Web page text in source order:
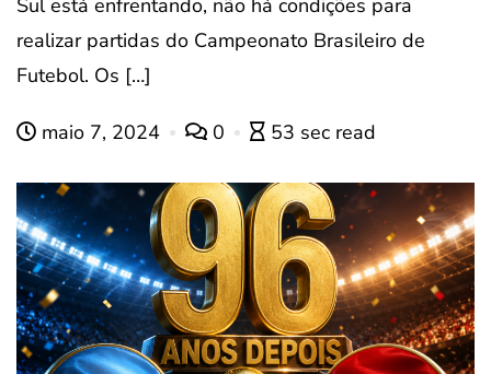
realizar partidas do Campeonato Brasileiro de
Futebol. Os […]
maio 7, 2024 0 53 sec read